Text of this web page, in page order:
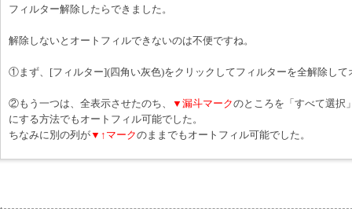
フィルター解除したらできました。
解除しないとオートフィルできないのは不便ですね。
①まず、[フィルター](四角い灰色)をクリックしてフィルターを全解除して
②もう一つは、全表示させたのち、 ▼漏斗マークのところを「すべて選択
にする方法でもオートフィル可能でした。
ちなみに別の列が▼↑マークのままでもオートフィル可能でした。